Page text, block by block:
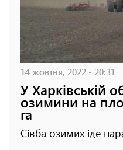
14 жовтня, 2022 - 20:31
У Харківській
озимини на
га
Сівба озимих іде